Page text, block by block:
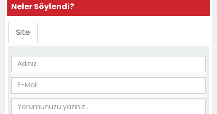
Neler Söylendi?
Site